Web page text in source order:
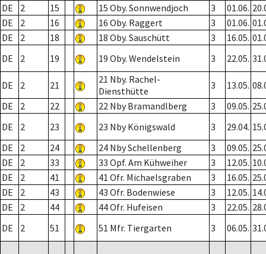
DE
2 15 15 Oby. Sonnwendjoch 3 01.06.
DE
2 16 16 Oby. Raggert 3 01.06.
DE
2 18 18 Oby. Sauschütt 3 16.05.
DE
2 19 19 Oby. Wendelstein 3 22.05.
DE 2 21
21 Nby. Rachel-
Diensthütte
3 13.05.
DE
2 22 22 Nby Bramandlberg 3 09.05.
DE
2 23 23 Nby Königswald 3 29.04.
DE
2 24 24 Nby Schellenberg 3 09.05.
DE
2 33 33 Opf. Am Kühweiher 3 12.05.
DE
2 41 41 Ofr. Michaelsgraben 3 16.05.
DE
2 43 43 Ofr. Bodenwiese 3 12.05.
DE
2 44 44 Ofr. Hufeisen 3 22.05.
DE
2 51 51 Mfr. Tiergarten 3 06.05.